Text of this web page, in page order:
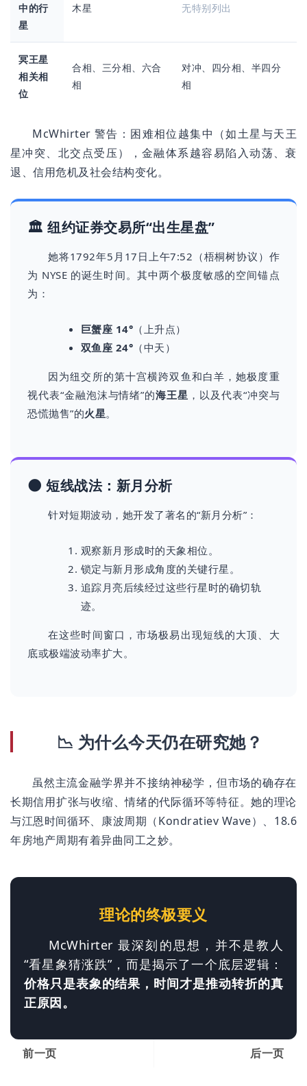
中的行
星
木星 无特别列出
冥王星
相关相
位
合相、三分相、六合
相
对冲、四分相、半四分
相
McWhirter 警告：困难相位越集中（如土星与天王
星冲突、北交点受压），金融体系越容易陷入动荡、衰
退、信用危机及社会结构变化。
🏛 纽约证券交易所“出生星盘”
她将1792年5月17日上午7:52（梧桐树协议）作
为 NYSE 的诞生时间。其中两个极度敏感的空间锚点
为：
巨蟹座 14° （上升点）
双鱼座 24° （中天）
因为纽交所的第十宫横跨双鱼和白羊，她极度重
视代表“金融泡沫与情绪”的海王星 ，以及代表“冲突与
恐慌抛售”的火星。
🌑 短线战法：新月分析
针对短期波动，她开发了著名的“新月分析”：
观察新月形成时的天象相位。
锁定与新月形成角度的关键行星。
追踪月亮后续经过这些行星时的确切轨
迹。
在这些时间窗口，市场极易出现短线的大顶、大
底或极端波动率扩大。
📉 为什么今天仍在研究她？
虽然主流金融学界并不接纳神秘学，但市场的确存在
长期信用扩张与收缩、情绪的代际循环等特征。她的理论
与江恩时间循环、康波周期（Kondratiev Wave）、18.6
年房地产周期有着异曲同工之妙。
理论的终极要义
McWhirter 最深刻的思想，并不是教人
“看星象猜涨跌”，而是揭示了一个底层逻辑：
价格只是表象的结果，时间才是推动转折的真
正原因。
前一页 后一页